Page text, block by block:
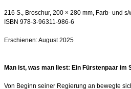
216 S., Broschur, 200 × 280 mm, Farb- und s/
ISBN 978-3-96311-986-6
Erschienen: August 2025
Man ist, was man liest: Ein Fürstenpaar im
Von Beginn seiner Regierung an bewegte